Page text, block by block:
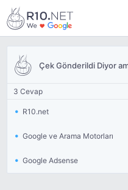
Çek Gönderildi Diyor
3 Cevap
R10.net
Google ve Arama Motorları
Google Adsense